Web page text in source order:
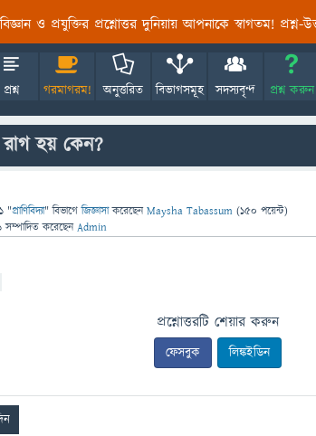
বিজ্ঞান ও প্রযুক্তির প্রশ্নোত্তর দুনিয়ায় আপনাকে স্বাগতম! প্রশ্ন-
প্রশ্ন গরমাগরম! অনুত্তরিত বিভাগসমূহ সদস্যবৃন্দ প্রশ্ন করুন
হয় কেন?
"প্রাণিবিদ্যা" বিভাগে জিজ্ঞাসাকরেছেনMaysha Tabassum (150 পয়েন্ট)
সম্পাদিত করেছেনAdmin
প্রশ্নোত্তরটি শেয়ার করুন
ফেসবুক লিঙ্কইডিন